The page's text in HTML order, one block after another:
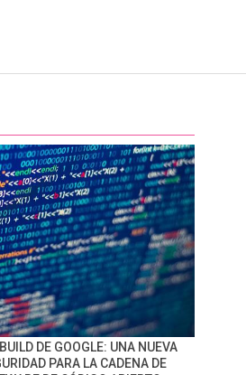
DE GOOGLE: UNA NUEVA
PARA LA CADENA DE